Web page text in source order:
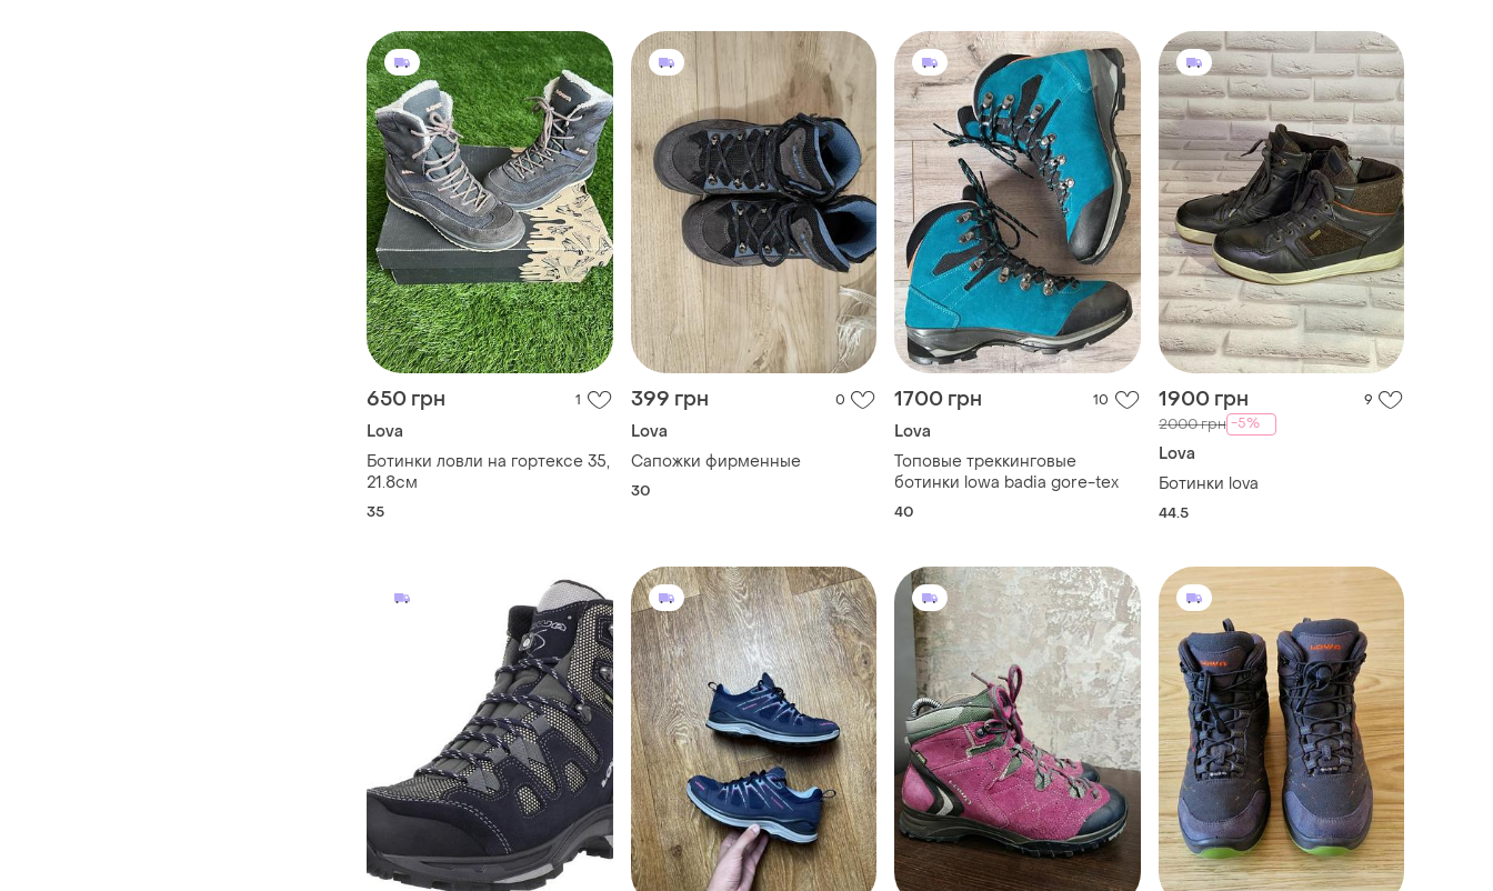
650 грн 1
Lova
Ботинки ловли на гортексе 35,
21.8см
35
399 грн 0
Lova
Сапожки фирменные
30
1700 грн 10
Lova
Топовые треккинговые
ботинки lowa badia gore-tex
40
1900 грн 9
2000 грн -5%
Lova
Ботинки lova
44.5